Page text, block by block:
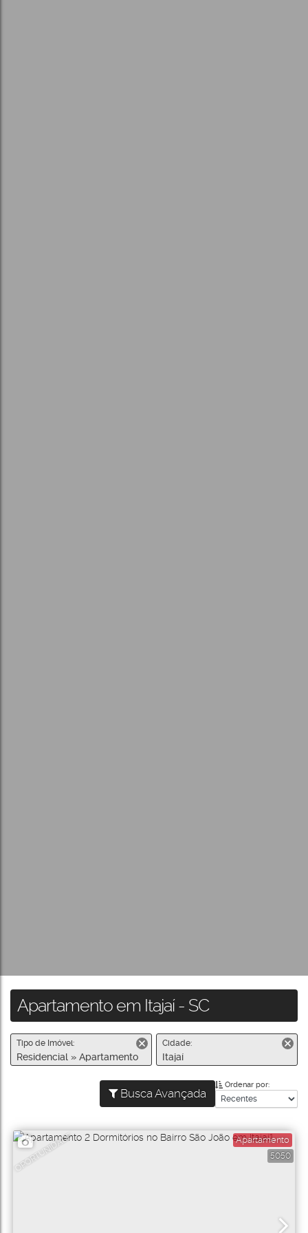
Apartamento em Itajaí - SC
Tipo de Imóvel:
Residencial » Apartamento
Cidade:
Itajaí
Busca Avançada
Ordenar por:
OPORTUNIDADE 5050
Apartamento